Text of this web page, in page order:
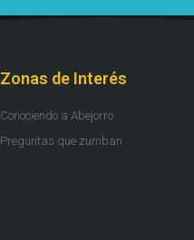
Zonas de Interés
Conociendo a Abejorro
Preguntas que zumban